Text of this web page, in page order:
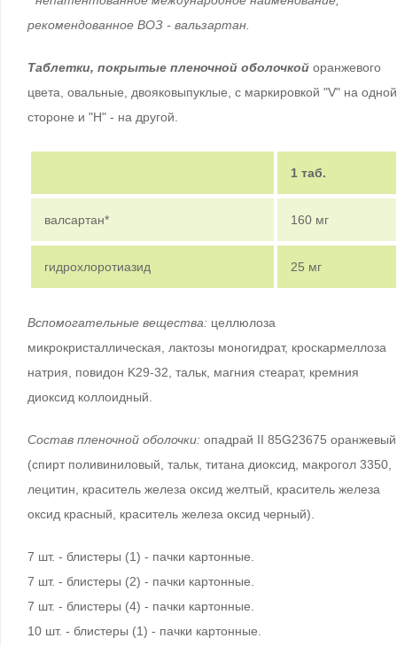
рекомендованное ВОЗ - вальзартан.
Таблетки, покрытые пленочной оболочкой оранжевого
цвета, овальные, двояковыпуклые, с маркировкой "V" на одной
стороне и "H" - на другой.
1 таб.
валсартан* 160 мг
гидрохлоротиазид 25 мг
Вспомогательные вещества: целлюлоза
микрокристаллическая, лактозы моногидрат, кроскармеллоза
натрия, повидон K29-32, тальк, магния стеарат, кремния
диоксид коллоидный.
Состав пленочной оболочки: опадрай II 85G23675 оранжевый
(спирт поливиниловый, тальк, титана диоксид, макрогол 3350,
лецитин, краситель железа оксид желтый, краситель железа
оксид красный, краситель железа оксид черный).
7 шт. - блистеры (1) - пачки картонные.
7 шт. - блистеры (2) - пачки картонные.
7 шт. - блистеры (4) - пачки картонные.
10 шт. - блистеры (1) - пачки картонные.